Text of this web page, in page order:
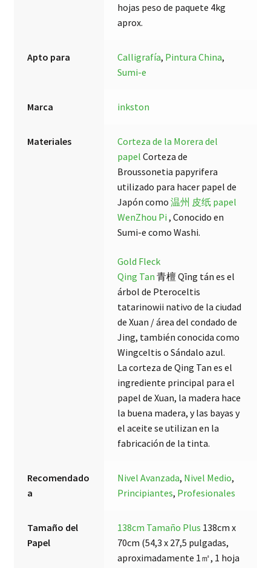
hojas peso de paquete 4kg
aprox.
Apto para Calligrafía, Pintura China,
Sumi-e
Marca inkston
Materiales
Corteza de la Morera del
papel Corteza de
Broussonetia papyrifera
utilizado para hacer papel de
Japón como温州 皮纸 papel
WenZhou Pi, Conocido en
Sumi-e como Washi.
Gold Fleck
Qing Tan 青檀 Qīng tán es el
árbol de Pteroceltis
tatarinowii nativo de la ciudad
de Xuan / área del condado de
Jing, también conocida como
Wingceltis o Sándalo azul.
La corteza de Qing Tan es el
ingrediente principal para el
papel de Xuan, la madera hace
la buena madera, y las bayas y
el aceite se utilizan en la
fabricación de la tinta.
Recomendado
a
Nivel Avanzada, Nivel Medio,
Principiantes, Profesionales
Tamaño del
Papel
138cm Tamaño Plus 138cm x
70cm (54,3 x 27,5 pulgadas,
aproximadamente 1㎡, 1 hoja